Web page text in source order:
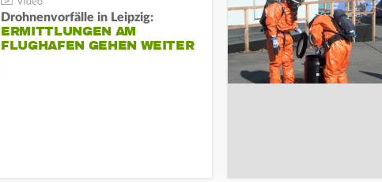
Drohnenvorfälle in Leipzig:
ERMITTLUNGEN AM
FLUGHAFEN GEHEN WEITER